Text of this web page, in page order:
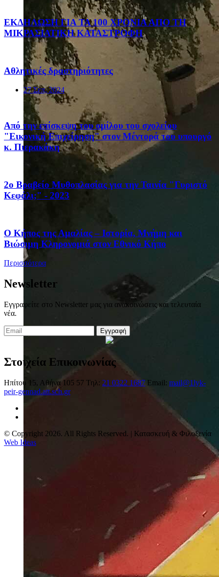
ΕΚΔΗΛΩΣΗ ΓΙΑ ΤΑ 100 ΧΡΟΝΙΑ ΑΠΟ ΤΗ
ΜΙΚΡΑΣΙΑΤΙΚΗ ΚΑΤΑΣΤΡΟΦΗ
Αθλητικές δραστηριότητες
27 Σεπ, 2024
Από την επίσκεψη του ομίλου του σχολείου
"Εικονική Επιχείρηση" στον Μέντορά του υπουργό
κ. Πιερακάκη
2ο Βραβείο Μυθοπλασίας για την Ταινία "Γυριστό
Κεφάλι;" - 2023
Ο Κήπος της Αμαλίας – Ιστορία, Μνήμη και
Βιώσιμη Κληρονομιά στον Εθνικό Κήπο
Περισσότερα
Newsletter
Εγγραφείτε στο Newsletter μας για ανακοινώσεις και τελευταία
νέα.
Εγγραφή
Στοιχεία Επικοινωνίας
Ηπίτου 15, Αθήνα 105 57 Τηλ: 21 0322 1687 Email: mail@1lyk-
peir-gennad.att.sch.gr
© Copyright 2026. All Rights Reserved. | Κατασκευή & Φιλοξενία
Web Ideas